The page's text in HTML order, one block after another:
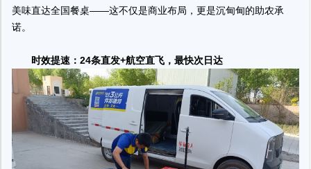
美味直达全国餐桌——这不仅是商业布局，更是沉甸甸的助农承
诺。
时效提速：24条直发+航空直飞，最快次日达